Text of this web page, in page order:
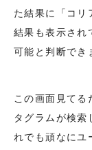
た結果に「コリ
結果も表示され
可能と判断でき
この画面見てる
タグラムが検索
れでも頑なにユ